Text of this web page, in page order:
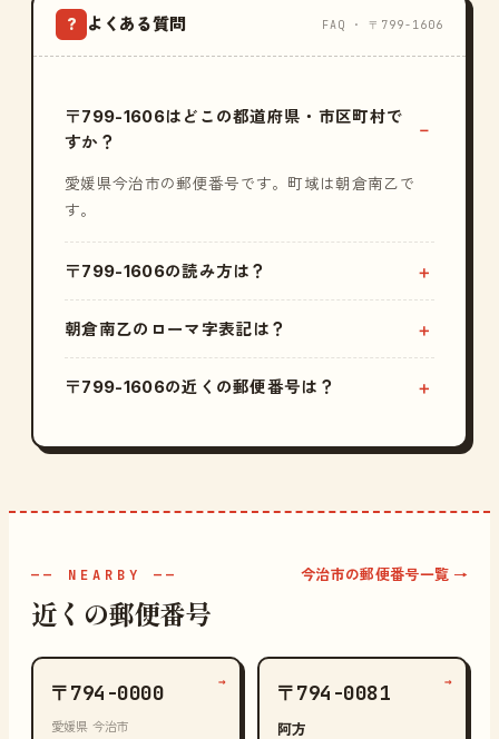
? よくある質問 FAQ · 〒799-1606
〒799-1606はどこの都道府県・市区町村で
すか？
愛媛県今治市の郵便番号です。町域は朝倉南乙で
す。
〒799-1606の読み方は？
朝倉南乙のローマ字表記は？
〒799-1606の近くの郵便番号は？
—— NEARBY ——
近くの郵便番号
今治市の郵便番号一覧 →
〒794-0000
愛媛県 今治市
→ 〒794-0081
阿方
→